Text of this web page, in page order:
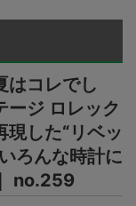
はコレでし
ージ ロレック
現した“リベッ
ろんな時計に
no.259